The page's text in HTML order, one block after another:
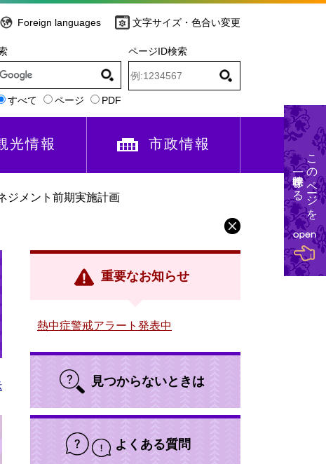
Foreign languages 文字サイズ・色合い変更
すべて ページ PDF
ページID検索
光情報 市政情報
ジメント前期実施計画
重要なお知らせ
熱中症警戒アラート発表中
見つからないときは
よくある質問
このページを
一時保存する